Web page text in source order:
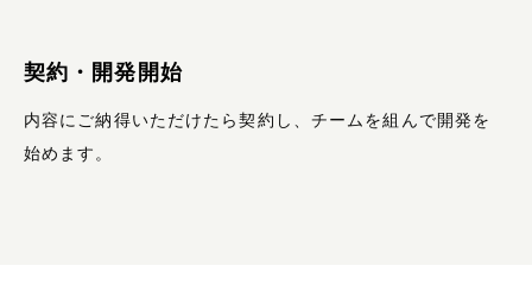
契約・開発開始
内容にご納得いただけたら契約し、チームを組んで開発を
始めます。